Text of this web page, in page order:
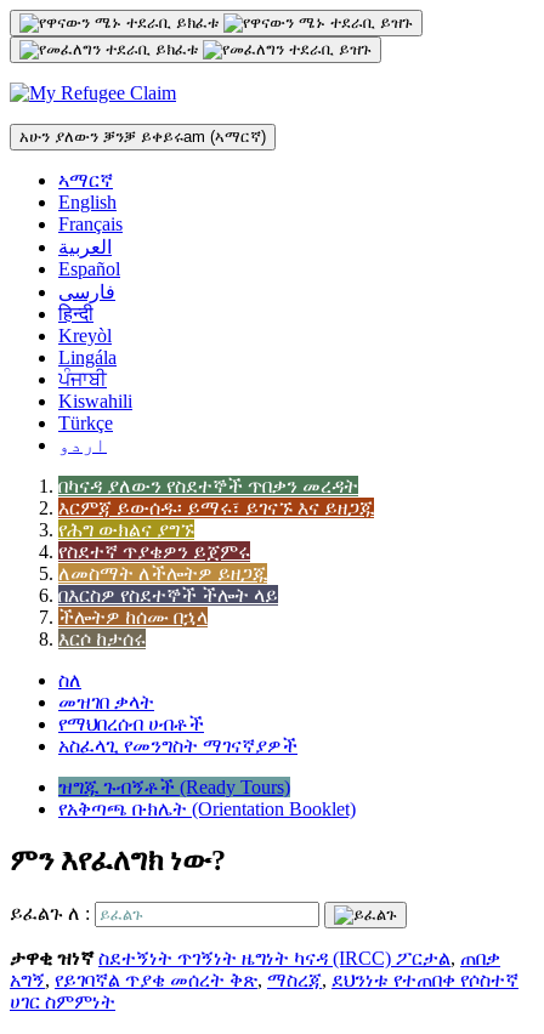
ወደ
ዋናው
ይዘት
መሽጋገር
አሁን ያለውን ቓንቓ ይቀይሩam (ኣማርኛ)
ኣማርኛ
English
Français
العربية
Español
فارسی
हिन्दी
Kreyòl
Lingála
ਪੰਜਾਬੀ
Kiswahili
Türkçe
اردو
በካናዳ ያለውን የስደተኞች ጥበቃን መረዳት
እርምጃ ይውሰዱ፡ ይማሩ፣ ይገናኙ እና ይዘጋጁ
የሕግ ውክልና ያግኙ
የስደተኛ ጥያቄዎን ይጀምሩ
ለመስማት ለችሎትዎ ይዘጋጁ
በእርስዎ የስደተኞች ችሎት ላይ
ችሎትዎ ከሰሙ በኋላ
እርሶ ከታሰሩ
ስለ
መዝገበ ቃላት
የማህበረሰብ ሀብቶች
አስፈላጊ የመንግስት ማገናኛያዎች
ዝግጁ ጉብኝቶች (Ready Tours)
የአቅጣጫ ቡክሌት (Orientation Booklet)
ምን እየፈለግክ ነው?
ይፈልጉ ለ :
ታዋቂ ዝነኛ ስደተኝነት ጥገኝነት ዜግነት ካናዳ (IRCC) ፖርታል, ጠበቃ
አግኝ, የይገባኛል ጥያቄ መሰረት ቅጽ, ማስረጃ, ደህንነቱ የተጠበቀ የሶስተኛ
ሀገር ስምምነት